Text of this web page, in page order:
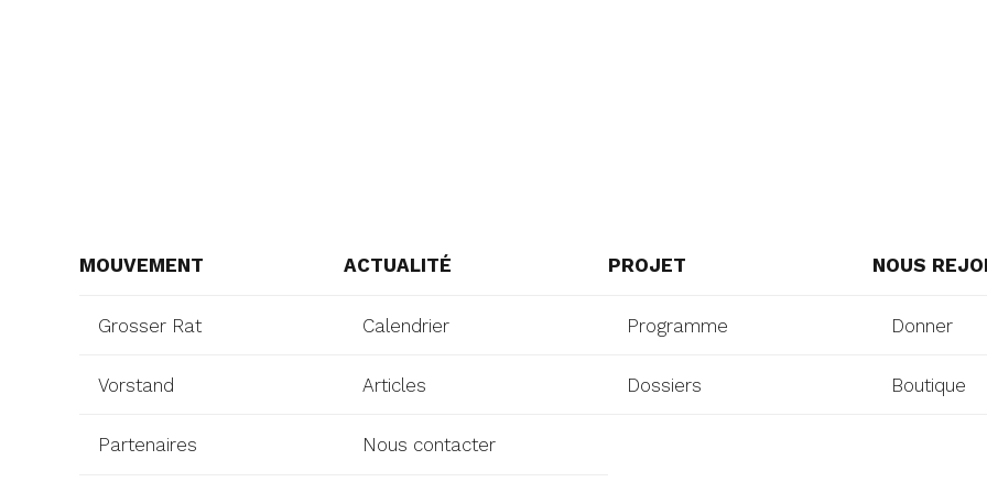
MOUVEMENT
Grosser Rat
Vorstand
Partenaires
ACTUALITÉ
Calendrier
Articles
Nous contacter
PROJET
Programme
Dossiers
NOUS
Donner
Boutique